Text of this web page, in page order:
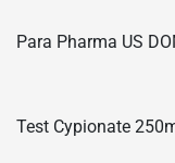
Para Pharma US
Test Cypionate